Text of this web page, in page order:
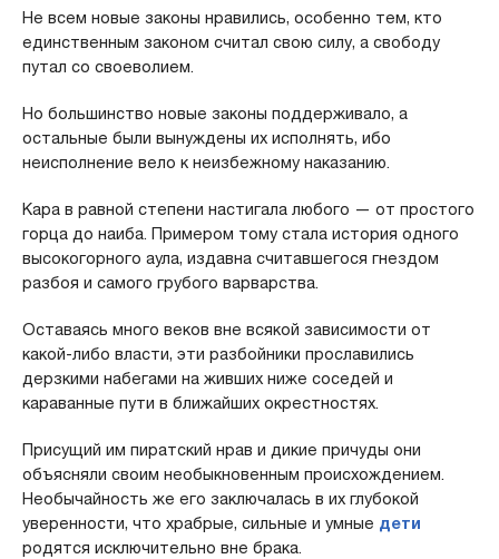
Не всем новые законы нравились, особенно тем, кто
единственным законом считал свою силу, а свободу
путал со своеволием.
Но большинство новые законы поддерживало, а
остальные были вынуждены их исполнять, ибо
неисполнение вело к неизбежному наказанию.
Кара в равной степени настигала любого — от простого
горца до наиба. Примером тому стала история одного
высокогорного аула, издавна считавшегося гнездом
разбоя и самого грубого варварства.
Оставаясь много веков вне всякой зависимости от
какой-либо власти, эти разбойники прославились
дерзкими набегами на живших ниже соседей и
караванные пути в ближайших окрестностях.
Присущий им пиратский нрав и дикие причуды они
объясняли своим необыкновенным происхождением.
Необычайность же его заключалась в их глубокой
уверенности, что храбрые, сильные и умные дети
родятся исключительно вне брака.